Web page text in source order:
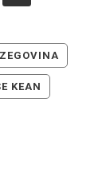
KEAN